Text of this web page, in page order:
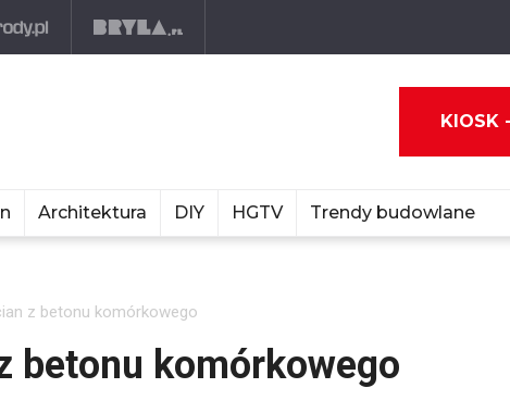
KIOSK
Architektura DIY HGTV Trendy budowlane
z betonu komórkowego
betonu komórkowego